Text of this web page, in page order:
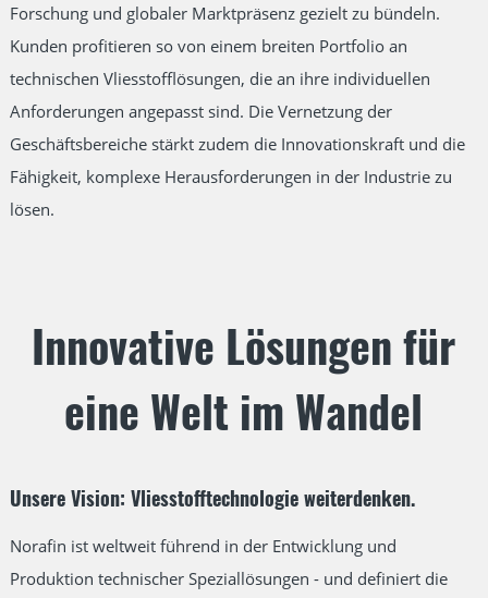
Forschung und globaler Marktpräsenz gezielt zu bündeln.
Kunden profitieren so von einem breiten Portfolio an
technischen Vliesstofflösungen, die an ihre individuellen
Anforderungen angepasst sind. Die Vernetzung der
Geschäftsbereiche stärkt zudem die Innovationskraft und die
Fähigkeit, komplexe Herausforderungen in der Industrie zu
lösen.
Innovative Lösungen für
eine Welt im Wandel
Unsere Vision: Vliesstofftechnologie weiterdenken.
Norafin ist weltweit führend in der Entwicklung und
Produktion technischer Speziallösungen - und definiert die